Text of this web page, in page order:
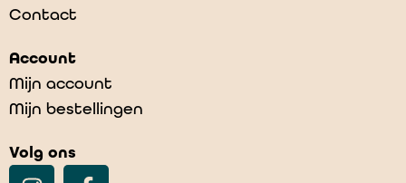
Contact
Account
Mijn account
Mijn bestellingen
Volg ons